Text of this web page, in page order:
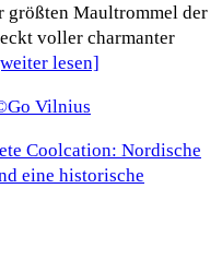
größten Maultrommel der
voller charmanter
lesen]
Coolcation: Nordische
eine historische